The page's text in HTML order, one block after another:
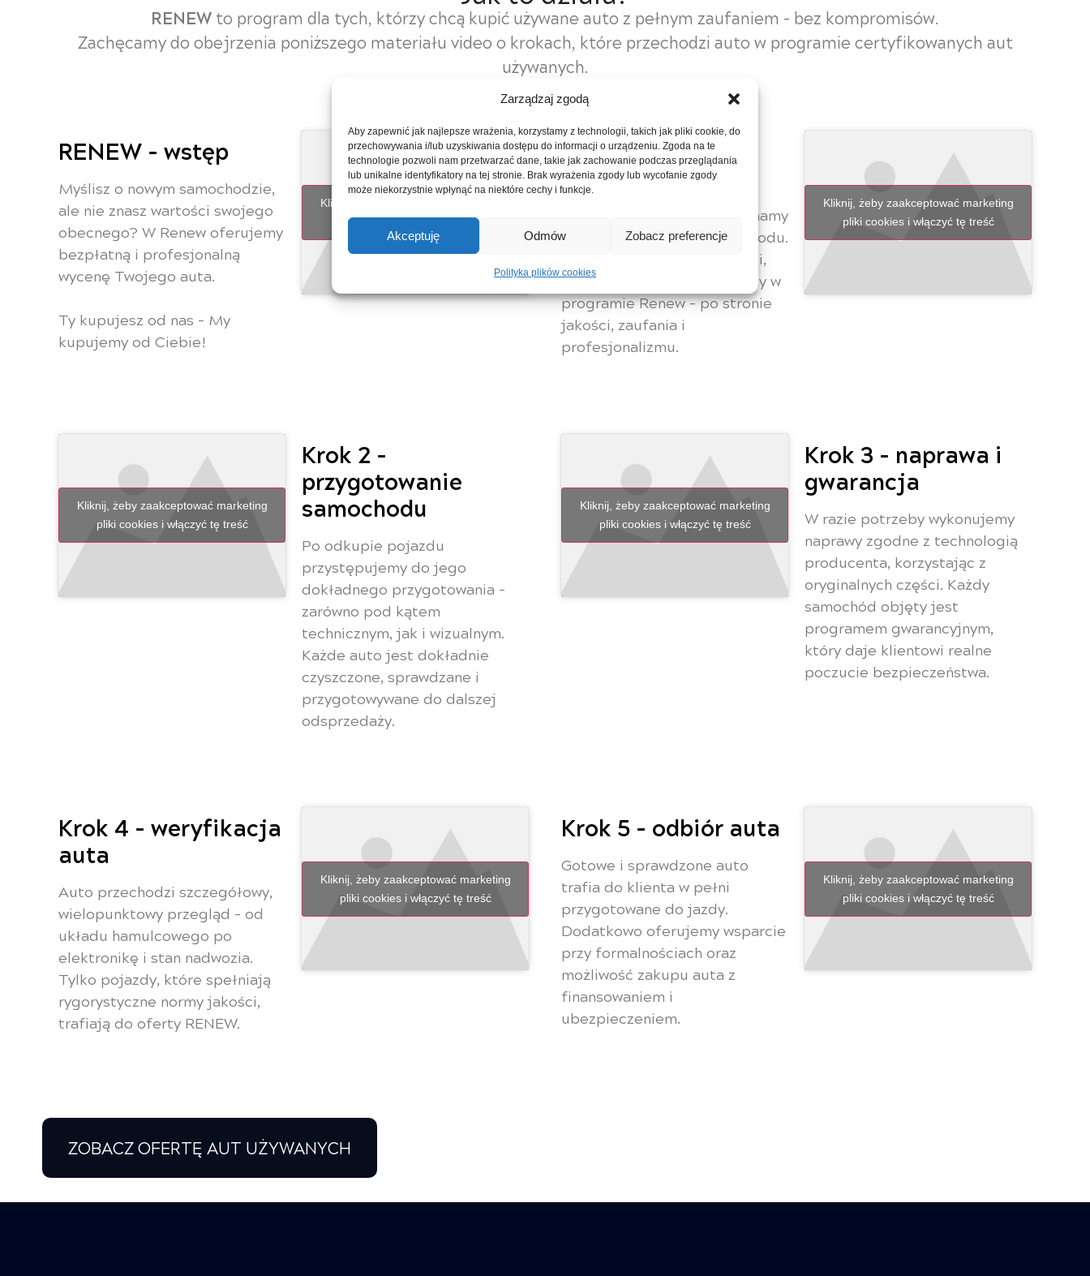
Zarządzaj zgodą
Aby zapewnić jak najlepsze wrażenia, korzystamy z technologii, takich jak pliki cookie, do
przechowywania i/lub uzyskiwania dostępu do informacji o urządzeniu. Zgoda na te
technologie pozwoli nam przetwarzać dane, takie jak zachowanie podczas przeglądania
lub unikalne identyfikatory na tej stronie. Brak wyrażenia zgody lub wycofanie zgody
może niekorzystnie wpłynąć na niektóre cechy i funkcje.
Akceptuję Odmów Zobacz preferencje
Polityka plików cookies
RENEWto program dla tych, którzy chcą kupić używane auto z pełnym zaufaniem – bez kompromisów.
Zachęcamy do obejrzenia poniższego materiału video o krokach, które przechodzi auto w programie certyfikowanych aut
używanych.
RENEW - wstęp
Myślisz o nowym samochodzie,
ale nie znasz wartości swojego
obecnego? W Renew oferujemy
bezpłatną i profesjonalną
wycenę Twojego auta.
Ty kupujesz od nas – My
kupujemy od Ciebie!
Kliknij, żeby zaakceptować marketing
pliki cookies i włączyć tę treść
Krok 1 - wycena
samochodu
W programie RENEW zaczynamy
od wyceny Twojego samochodu.
A to dopiero początek drogi,
którą wspólnie przechodzimy w
programie Renew – po stronie
jakości, zaufania i
profesjonalizmu.
Kliknij, żeby zaakceptować marketing
pliki cookies i włączyć tę treść
Kliknij, żeby zaakceptować marketing
pliki cookies i włączyć tę treść
Krok 2 -
przygotowanie
samochodu
Po odkupie pojazdu
przystępujemy do jego
dokładnego przygotowania –
zarówno pod kątem
technicznym, jak i wizualnym.
Każde auto jest dokładnie
czyszczone, sprawdzane i
przygotowywane do dalszej
odsprzedaży.
Kliknij, żeby zaakceptować marketing
pliki cookies i włączyć tę treść
Krok 3 - naprawa i
gwarancja
W razie potrzeby wykonujemy
naprawy zgodne z technologią
producenta, korzystając z
oryginalnych części. Każdy
samochód objęty jest
programem gwarancyjnym,
który daje klientowi realne
poczucie bezpieczeństwa.
Krok 4 - weryfikacja
auta
Auto przechodzi szczegółowy,
wielopunktowy przegląd – od
układu hamulcowego po
elektronikę i stan nadwozia.
Tylko pojazdy, które spełniają
rygorystyczne normy jakości,
trafiają do oferty RENEW.
Kliknij, żeby zaakceptować marketing
pliki cookies i włączyć tę treść
Krok 5 - odbiór auta
Gotowe i sprawdzone auto
trafia do klienta w pełni
przygotowane do jazdy.
Dodatkowo oferujemy wsparcie
przy formalnościach oraz
możliwość zakupu auta z
finansowaniem i
ubezpieczeniem.
Kliknij, żeby zaakceptować marketing
pliki cookies i włączyć tę treść
ZOBACZ OFERTĘ AUT UŻYWANYCH